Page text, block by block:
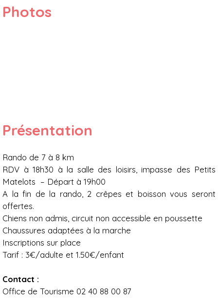
Photos
Présentation
Rando de 7 à 8 km
RDV à 18h30 à la salle des loisirs, impasse des Petits
Matelots – Départ à 19h00
A la fin de la rando, 2 crêpes et boisson vous seront
offertes.
Chiens non admis, circuit non accessible en poussette
Chaussures adaptées à la marche
Inscriptions sur place
Tarif : 3€/adulte et 1.50€/enfant
Contact :
Office de Tourisme 02 40 88 00 87